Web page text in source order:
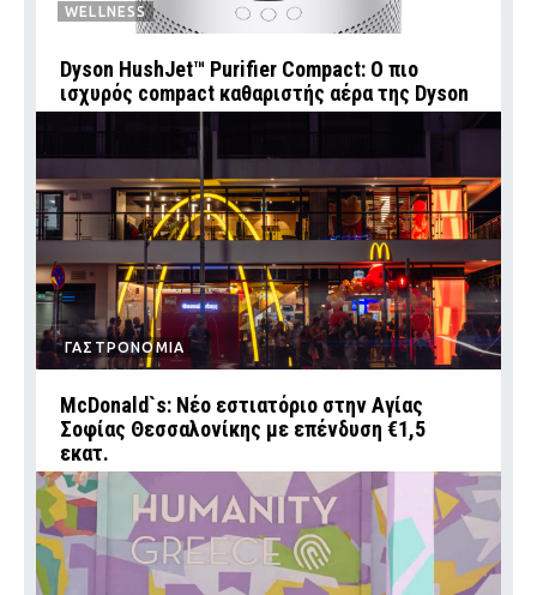
WELLNESS
Dyson HushJet™ Purifier Compact: Ο πιο
ισχυρός compact καθαριστής αέρα της Dyson
ΓΑΣΤΡΟΝΟΜΙΑ
McDonald`s: Νέο εστιατόριο στην Αγίας
Σοφίας Θεσσαλονίκης με επένδυση €1,5
εκατ.